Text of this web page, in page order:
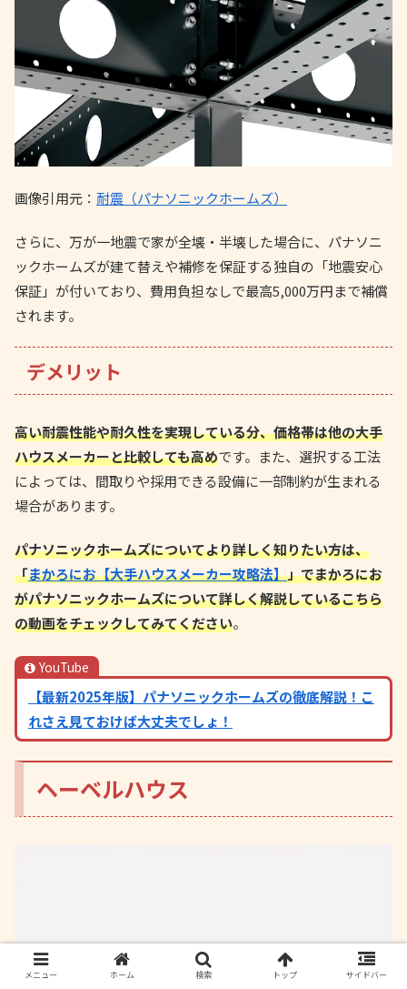
画像引用元： 耐震（パナソニックホームズ）
さらに、万が一地震で家が全壊・半壊した場合に、パナソニ
ックホームズが建て替えや補修を保証する独自の「地震安心
保証」が付いており、費用負担なしで最高5,000万円まで補償
されます。
デメリット
高い耐震性能や耐久性を実現している分、価格帯は他の大手
ハウスメーカーと比較しても高めです。また、選択する工法
によっては、間取りや採用できる設備に一部制約が生まれる
場合があります。
パナソニックホームズについてより詳しく知りたい方は、
「まかろにお【大手ハウスメーカー攻略法】」でまかろにお
がパナソニックホームズについて詳しく解説しているこちら
の動画をチェックしてみてください。
YouTube
【最新2025年版】パナソニックホームズの徹底解説！こ
れさえ見ておけば大丈夫でしょ！
ヘーベルハウス
メニュー ホーム 検索 トップ サイドバー